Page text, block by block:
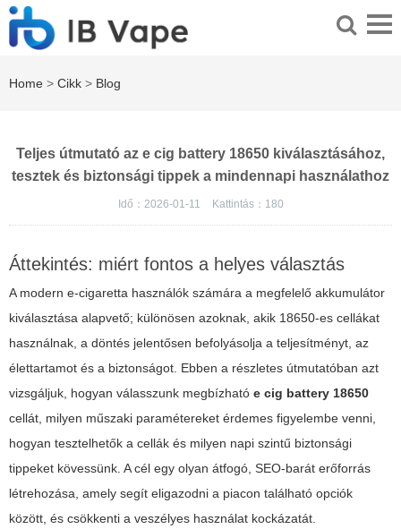
Home > Cikk > Blog
Teljes útmutató az e cig battery 18650 kiválasztásához,
tesztek és biztonsági tippek a mindennapi használathoz
Idő：2026-01-11 Kattintás： 180
Áttekintés: miért fontos a helyes választás
A modern e-cigaretta használók számára a megfelelő akkumulátor
kiválasztása alapvető; különösen azoknak, akik 18650-es cellákat
használnak, a döntés jelentősen befolyásolja a teljesítményt, az
élettartamot és a biztonságot. Ebben a részletes útmutatóban azt
vizsgáljuk, hogyan válasszunk megbízható e cig battery 18650
cellát, milyen műszaki paramétereket érdemes figyelembe venni,
hogyan tesztelhetők a cellák és milyen napi szintű biztonsági
tippeket kövessünk. A cél egy olyan átfogó, SEO-barát erőforrás
létrehozása, amely segít eligazodni a piacon található opciók
között, és csökkenti a veszélyes használat kockázatát.